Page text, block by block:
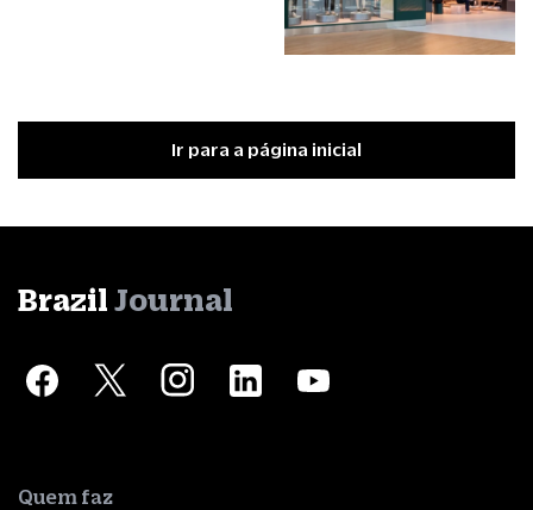
Ir para a página inicial
Brazil Journal
Quem faz